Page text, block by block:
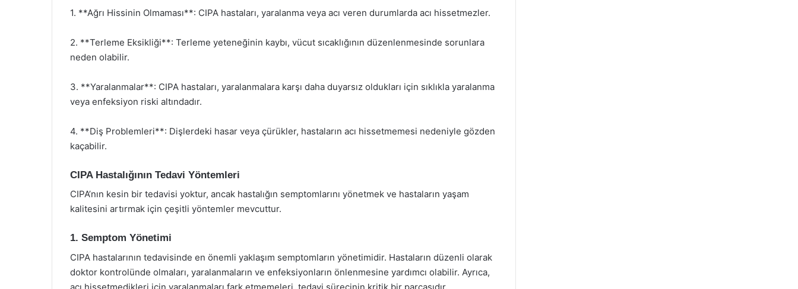
1. **Ağrı Hissinin Olmaması**: CIPA hastaları, yaralanma veya acı veren durumlarda acı hissetmezler.
2. **Terleme Eksikliği**: Terleme yeteneğinin kaybı, vücut sıcaklığının düzenlenmesinde sorunlara
neden olabilir.
3. **Yaralanmalar**: CIPA hastaları, yaralanmalara karşı daha duyarsız oldukları için sıklıkla yaralanma
veya enfeksiyon riski altındadır.
4. **Diş Problemleri**: Dişlerdeki hasar veya çürükler, hastaların acı hissetmemesi nedeniyle gözden
kaçabilir.
CIPA Hastalığının Tedavi Yöntemleri
CIPA’nın kesin bir tedavisi yoktur, ancak hastalığın semptomlarını yönetmek ve hastaların yaşam
kalitesini artırmak için çeşitli yöntemler mevcuttur.
1. Semptom Yönetimi
CIPA hastalarının tedavisinde en önemli yaklaşım semptomların yönetimidir. Hastaların düzenli olarak
doktor kontrolünde olmaları, yaralanmaların ve enfeksiyonların önlenmesine yardımcı olabilir. Ayrıca,
acı hissetmedikleri için yaralanmaları fark etmemeleri, tedavi sürecinin kritik bir parçasıdır.